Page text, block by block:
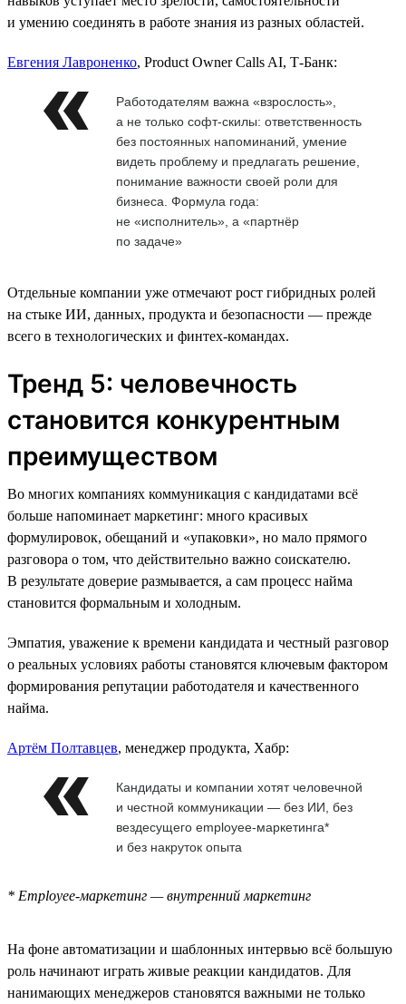
и умению соединять в работе знания из разных областей.
Евгения Лавроненко, Product Owner Calls AI, Т-Банк:
Работодателям важна «взрослость»,
а не только софт-скилы: ответственность
без постоянных напоминаний, умение
видеть проблему и предлагать решение,
понимание важности своей роли для
бизнеса. Формула года:
не «исполнитель», а «партнёр
по задаче»
Отдельные компании уже отмечают рост гибридных ролей
на стыке ИИ, данных, продукта и безопасности — прежде
всего в технологических и финтех-командах.
Тренд 5: человечность
становится конкурентным
преимуществом
Во многих компаниях коммуникация с кандидатами всё
больше напоминает маркетинг: много красивых
формулировок, обещаний и «упаковки», но мало прямого
разговора о том, что действительно важно соискателю.
В результате доверие размывается, а сам процесс найма
становится формальным и холодным.
Эмпатия, уважение к времени кандидата и честный разговор
о реальных условиях работы становятся ключевым фактором
формирования репутации работодателя и качественного
найма.
Артём Полтавцев, менеджер продукта, Хабр:
Кандидаты и компании хотят человечной
и честной коммуникации — без ИИ, без
вездесущего employee-маркетинга*
и без накруток опыта
* Employee-маркетинг — внутренний маркетинг
На фоне автоматизации и шаблонных интервью всё большую
роль начинают играть живые реакции кандидатов. Для
нанимающих менеджеров становятся важными не только